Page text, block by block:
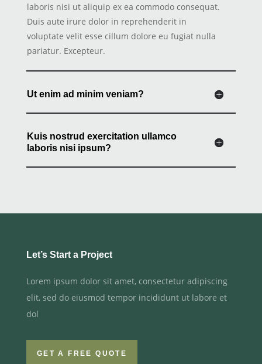
laboris nisi ut aliquip ex ea commodo consequat.
Duis aute irure dolor in reprehenderit in
voluptate velit esse cillum dolore eu fugiat nulla
pariatur. Excepteur.
Ut enim ad minim veniam?
Kuis nostrud exercitation ullamco
laboris nisi ipsum?
Let’s Start a Project
Lorem ipsum dolor sit amet, consectetur adipiscing
elit, sed do eiusmod tempor incididunt ut labore et
dol
GET A FREE QUOTE